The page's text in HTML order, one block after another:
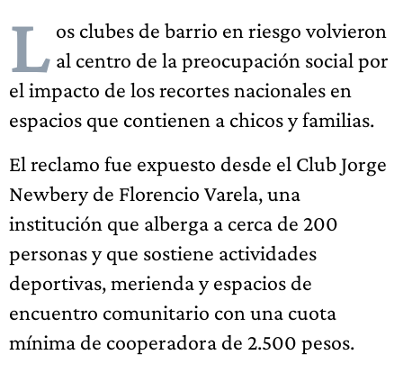
L os clubes de barrio en riesgo volvieron
al centro de la preocupación social por
el impacto de los recortes nacionales en
espacios que contienen a chicos y familias.
El reclamo fue expuesto desde el Club Jorge
Newbery de Florencio Varela, una
institución que alberga a cerca de 200
personas y que sostiene actividades
deportivas, merienda y espacios de
encuentro comunitario con una cuota
mínima de cooperadora de 2.500 pesos.